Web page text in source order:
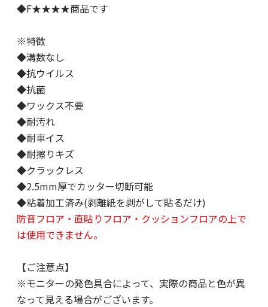
◆F★★★★商品です
※特徴
◆溝数なし
◆抗ウイルス
◆抗菌
◆ワックス不要
◆耐汚れ
◆耐車イス
◆耐擦りキズ
◆クラックレス
◆2.5mm厚でカッター切断可能
◆粘着加工済み(剥離紙を剥がして貼るだけ)
防音フロア・直貼りフロア・クッションフロアの上で
は使用できません。
【ご注意点】
※モニターの発色具合によって、実際の商品と色が異
なって見える場合がございます。